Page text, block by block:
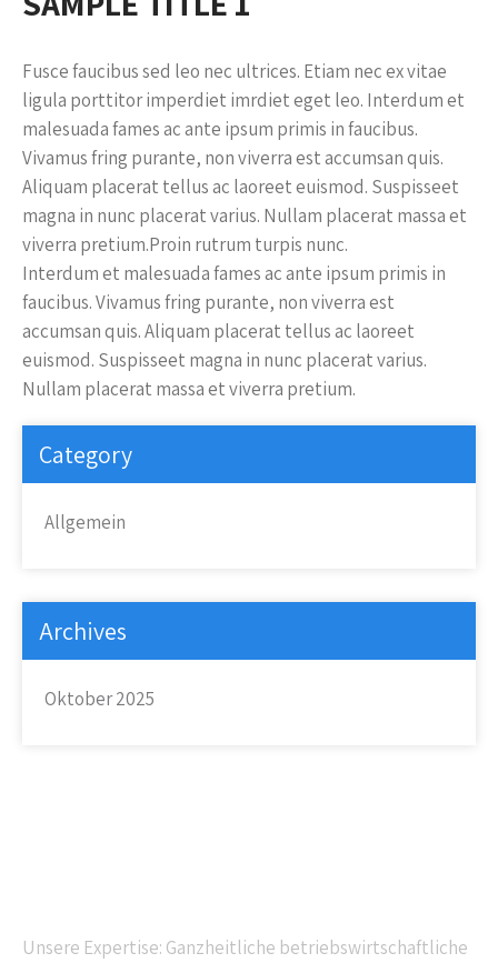
Fusce faucibus sed leo nec ultrices. Etiam nec ex vitae
ligula porttitor imperdiet imrdiet eget leo. Interdum et
malesuada fames ac ante ipsum primis in faucibus.
Vivamus fring purante, non viverra est accumsan quis.
Aliquam placerat tellus ac laoreet euismod. Suspisseet
magna in nunc placerat varius. Nullam placerat massa et
viverra pretium.Proin rutrum turpis nunc.
Interdum et malesuada fames ac ante ipsum primis in
faucibus. Vivamus fring purante, non viverra est
accumsan quis. Aliquam placerat tellus ac laoreet
euismod. Suspisseet magna in nunc placerat varius.
Nullam placerat massa et viverra pretium.
Category
Allgemein
Archives
Oktober 2025
Unsere Expertise: Ganzheitliche betriebswirtschaftliche